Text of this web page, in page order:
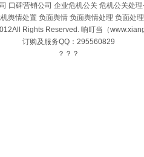
口碑营销公司 企业危机公关 危机公关处理
舆情处置 负面舆情 负面舆情处理 负面处理
Rights Reserved. 响叮当（
订购及服务QQ：295560829
？？？